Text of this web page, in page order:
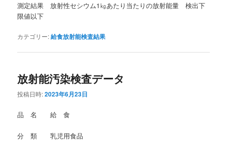
測定結果 放射性セシウム1㎏あたり当たりの放射能量 検出下
限値以下
カテゴリー:給食放射能検査結果
放射能汚染検査データ
投稿日時:2023年6月23日
品 名 給 食
分 類 乳児用食品